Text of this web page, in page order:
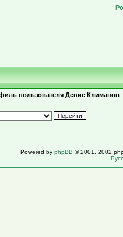
пользователя Денис Климанов
Powered by phpBB © 2001, 2002